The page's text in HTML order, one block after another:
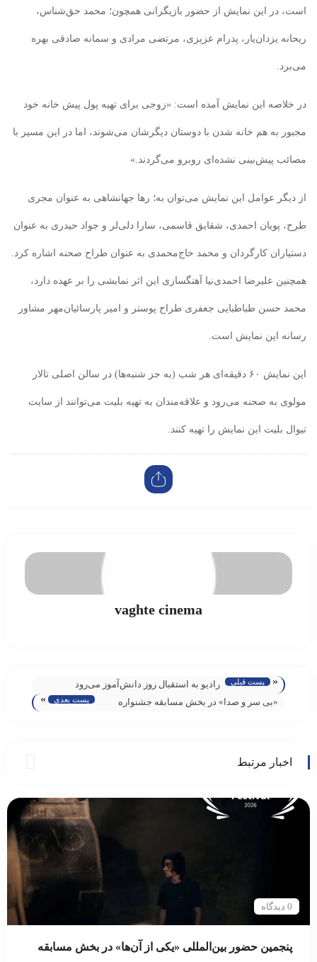
است، در این نمایش از حضور بازیگرانی همچون؛ محمد حق‌شناس،
ریحانه یزدان‌یار، پدرام عزیزی، مرتضی مرادی و سمانه صادقی بهره
می‌برد.
در خلاصه این نمایش آمده است: «زوجی برای تهیه پول پیش خانه خود
مجبور به هم خانه شدن با دوستان دیگرشان می‌شوند، اما در این مسیر با
مصائب پیش‌بینی نشده‌ای روبرو می‌گردند.»
از دیگر عوامل این نمایش می‌توان به؛ رها جهانشاهی به عنوان مجری
طرح، پویان احمدی، شقایق قاسمی، سارا دلی‌لر و جواد حیدری به عنوان
دستیاران کارگردان و محمد حاج‌محمدی به عنوان طراح صحنه اشاره کرد.
همچنین علیرضا احمدی‌نیا آهنگسازی این اثر نمایشی را بر عهده دارد،
محمد حسن طباطبایی جعفری طراح پوستر و امیر پارسائیان‌مهر مشاور
رسانه این نمایش است.
این نمایش ۶۰ دقیقه‌ای هر شب (به جز شنبه‌ها) در سالن اصلی تالار
مولوی به صحنه می‌رود و علاقه‌مندان به تهیه بلیت می‌توانند از سایت
تیوال بلیت این نمایش را تهیه کنند.
vaghte cinema
« پست قبلی
رادیو به استقبال روز دانش‌آموز می‌رود
«بی سر و صدا» در بخش مسابقه جشنواره
پست بعدی »
اخبار مرتبط
0 دیدگاه
پنجمین حضور بین‌المللی «یکی از آن‌ها» در بخش مسابقه